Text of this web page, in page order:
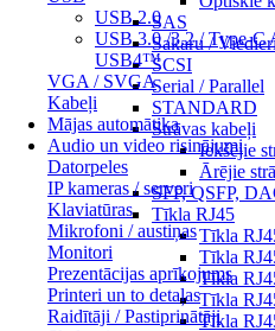
USB 2.0
USB 3.0 /3.2 / Type-C /
USB4™
VGA / SVGA
Kabeļi
Mājas automātika
Audio un video risinājumi
Datorpeles
IP kameras / serveri
Klaviatūras
Mikrofoni / austiņas
Monitori
Prezentācijas aprīkojums
Printeri un to detaļas
Raidītāji / Pastiprinātāji
SAS
Sakaru /
SCSI
Serial / Parallel
STANDARD
Strāvas kabeļi
Iekšējie
Ārējie
SFP, QSFP,
Tīkla RJ45
Tīkla
Tīkla
Tīkla
Tīkla
Tīkla